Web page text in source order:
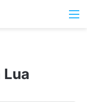
Switch
Lua